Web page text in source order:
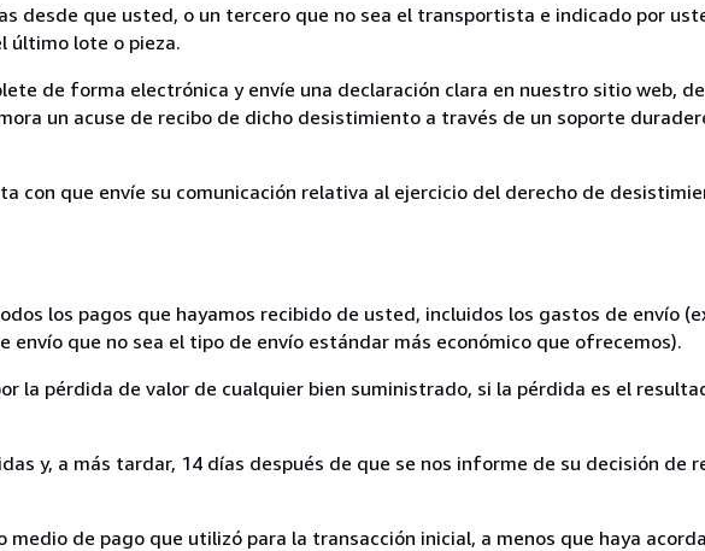
desde que usted, o un tercero que no sea el transportista e indicado por
último lote o pieza.
de forma electrónica y envíe una declaración clara en nuestro sitio web,
un acuse de recibo de dicho desistimiento a través de un soporte
con que envíe su comunicación relativa al ejercicio del derecho de
los pagos que hayamos recibido de usted, incluidos los gastos de envío
que no sea el tipo de envío estándar más económico que ofrecemos).
la pérdida de valor de cualquier bien suministrado, si la pérdida es el
y, a más tardar, 14 días después de que se nos informe de su decisión de
de pago que utilizó para la transacción inicial, a menos que haya